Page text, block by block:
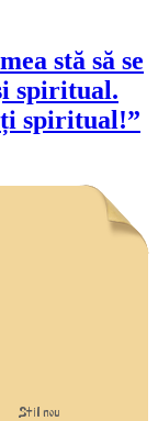
stă să se
spiritual.
spiritual!”